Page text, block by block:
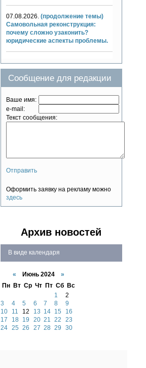
07.08.2026. (продолжение темы)
Самовольная реконструкция:
почему сложно узаконить?
юридические аспекты проблемы.
Сообщение для редакции
Ваше имя:
e-mail:
Текст сообщения:
Отправить
Оформить заявку на рекламу можно
здесь
Архив новостей
В
В
В виде календаря
« Июнь 2024 »
Пн
Вт Ср Чт Пт Сб
Вс
1
2
3
4 5 6 7 8
9
10
11 12 13 14 15
16
17
18 19 20 21 22
23
24
25 26 27 28 29 30